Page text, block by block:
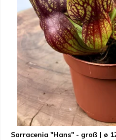
Sarracenia "Hans" - groß | ø